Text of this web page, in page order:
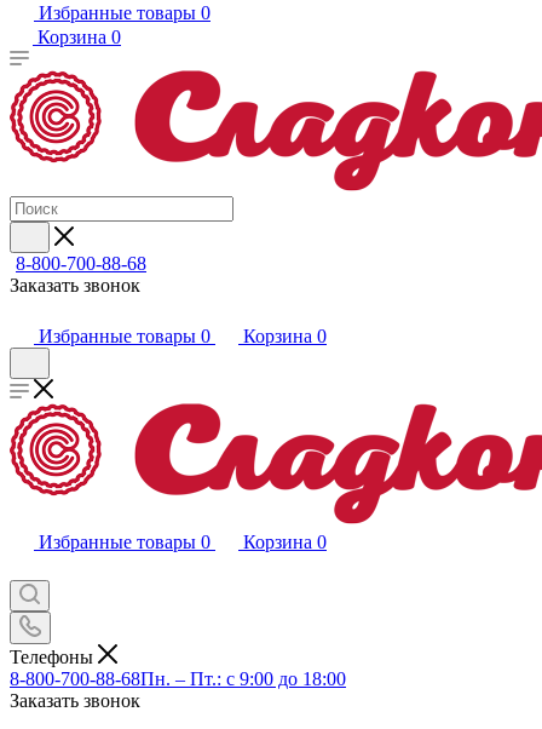
Избранные товары 0
Корзина 0
8-800-700-88-68
Заказать звонок
Избранные товары 0 Корзина 0
Избранные товары 0 Корзина 0
Телефоны
8-800-700-88-68Пн. – Пт.: с 9:00 до 18:00
Заказать звонок